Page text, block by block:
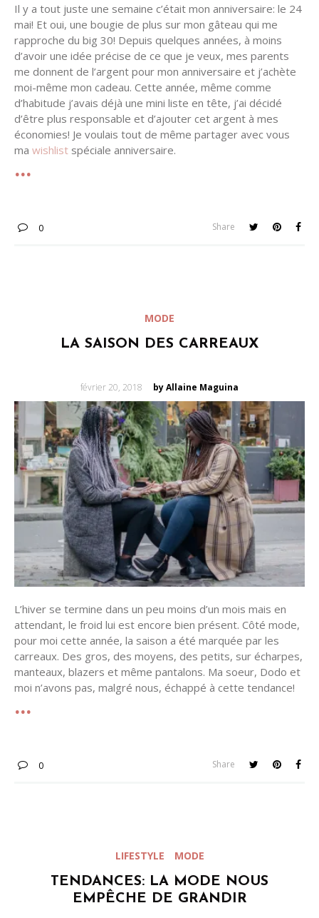
Il y a tout juste une semaine c’était mon anniversaire: le 24
mai! Et oui, une bougie de plus sur mon gâteau qui me
rapproche du big 30! Depuis quelques années, à moins
d’avoir une idée précise de ce que je veux, mes parents
me donnent de l’argent pour mon anniversaire et j’achète
moi-même mon cadeau. Cette année, même comme
d’habitude j’avais déjà une mini liste en tête, j’ai décidé
d’être plus responsable et d’ajouter cet argent à mes
économies! Je voulais tout de même partager avec vous
ma wishlist spéciale anniversaire.
0 Share
MODE
LA SAISON DES CARREAUX
Posted
février 20, 2018 by Allaine Maguina
L’hiver se termine dans un peu moins d’un mois mais en
attendant, le froid lui est encore bien présent. Côté mode,
pour moi cette année, la saison a été marquée par les
carreaux. Des gros, des moyens, des petits, sur écharpes,
manteaux, blazers et même pantalons. Ma soeur, Dodo et
moi n’avons pas, malgré nous, échappé à cette tendance!
0 Share
LIFESTYLE MODE
TENDANCES: LA MODE NOUS
EMPÊCHE DE GRANDIR